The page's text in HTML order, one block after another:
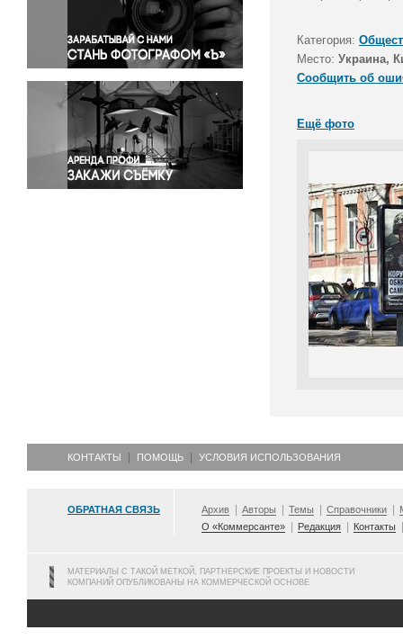
Правосудие
Происшествия и конфликты
Религия
Светская жизнь
Спорт
Экология
Экономика и бизнес
Категория:
Место: Украина,
Сообщить об
Ещё фото
КОНТАКТЫ ПОМОЩЬ УСЛОВИЯ ИСПОЛЬЗОВАНИЯ
ОБРАТНАЯ СВЯЗЬ Архив Авторы Темы Справочники
О «Коммерсанте»
Редакция Контакты
МАТЕРИАЛЫ С ТАКОЙ МЕТКОЙ, ПАРТНЕРСКИЕ ПРОЕКТЫ И НОВОСТИ
КОМПАНИЙ ОПУБЛИКОВАНЫ НА КОММЕРЧЕСКОЙ ОСНОВЕ